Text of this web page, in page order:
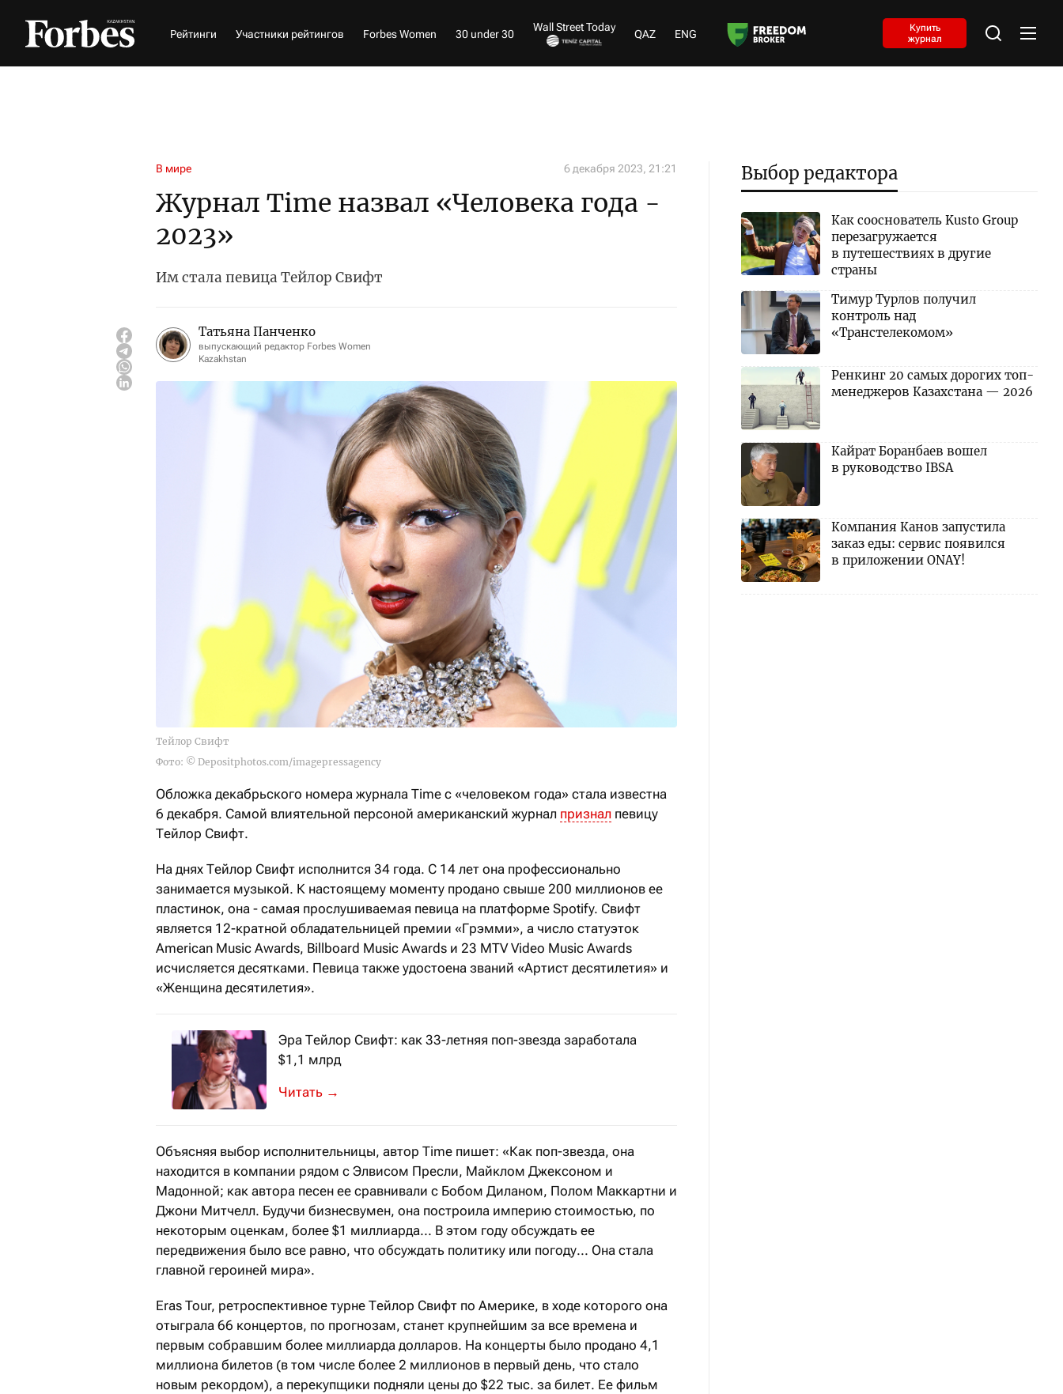
Рейтинги Участники рейтингов Forbes Women 30 under 30
Wall Street Today
QAZ ENG
Купить
журнал
В мире 6 декабря 2023, 21:21
Журнал Time назвал «Человека года -
2023»
Им стала певица Тейлор Свифт
Татьяна Панченко
выпускающий редактор Forbes Women
Kazakhstan
Тейлор Свифт
Фото: © Depositphotos.com/imagepressagency
Обложка декабрьского номера журнала Time с «человеком года» стала известна
6 декабря. Самой влиятельной персоной американский журнал признал певицу
Тейлор Свифт.
На днях Тейлор Свифт исполнится 34 года. С 14 лет она профессионально
занимается музыкой. К настоящему моменту продано свыше 200 миллионов ее
пластинок, она - самая прослушиваемая певица на платформе Spotify. Свифт
является 12-кратной обладательницей премии «Грэмми», а число статуэток
American Music Awards, Billboard Music Awards и 23 MTV Video Music Awards
исчисляется десятками. Певица также удостоена званий «Артист десятилетия» и
«Женщина десятилетия».
Эра Тейлор Свифт: как 33-летняя поп-звезда заработала
$1,1 млрд
В 2023 году тур Тейлор Свифт The Eras Tour побил все рекорды по продажам би...
→
Объясняя выбор исполнительницы, автор Time пишет: «Как поп-звезда, она
находится в компании рядом с Элвисом Пресли, Майклом Джексоном и
Мадонной; как автора песен ее сравнивали с Бобом Диланом, Полом Маккартни и
Джони Митчелл. Будучи бизнесвумен, она построила империю стоимостью, по
некоторым оценкам, более $1 миллиарда... В этом году обсуждать ее
передвижения было все равно, что обсуждать политику или погоду... Она стала
главной героиней мира».
Eras Tour, ретроспективное турне Тейлор Свифт по Америке, в ходе которого она
отыграла 66 концертов, по прогнозам, станет крупнейшим за все времена и
первым собравшим более миллиарда долларов. На концерты было продано 4,1
миллиона билетов (в том числе более 2 миллионов в первый день, что стало
новым рекордом), а перекупщики подняли цены до $22 тыс. за билет. Ее фильм
Выбор редактора
Как сооснователь Kusto Group
перезагружается
в путешествиях в другие
страны
Тимур Турлов получил
контроль над
«Транстелекомом»
Ренкинг 20 самых дорогих топ-
менеджеров Казахстана — 2026
Кайрат Боранбаев вошел
в руководство IBSA
Компания Канов запустила
заказ еды: сервис появился
в приложении ONAY!